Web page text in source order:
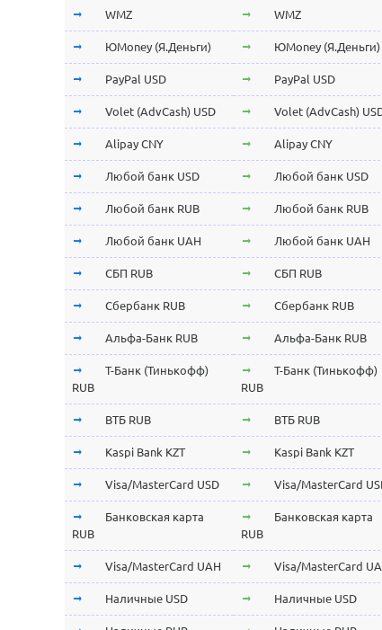
WMZ WMZ
ЮMoney (Я.Деньги) ЮMoney (Я.Деньги)
PayPal USD PayPal USD
Volet (AdvCash) USD Volet (AdvCash)
Alipay CNY Alipay CNY
Любой банк USD Любой банк USD
Любой банк RUB Любой банк RUB
Любой банк UAH Любой банк UAH
СБП RUB СБП RUB
Сбербанк RUB Сбербанк RUB
Альфа-Банк RUB Альфа-Банк RUB
Т-Банк (Тинькофф)
RUB
Т-Банк (Тинькофф)
RUB
ВТБ RUB ВТБ RUB
Kaspi Bank KZT Kaspi Bank KZT
Visa/MasterCard USD Visa/MasterCard
Банковская карта
RUB
Банковская карта
RUB
Visa/MasterCard UAH Visa/MasterCard
Наличные USD Наличные USD